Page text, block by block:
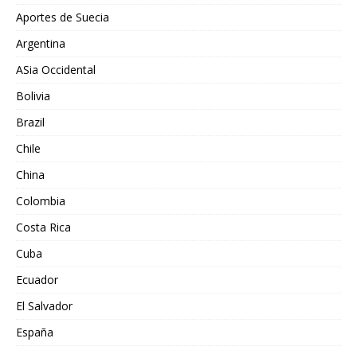
Aportes de Suecia
Argentina
ASia Occidental
Bolivia
Brazil
Chile
China
Colombia
Costa Rica
Cuba
Ecuador
El Salvador
España